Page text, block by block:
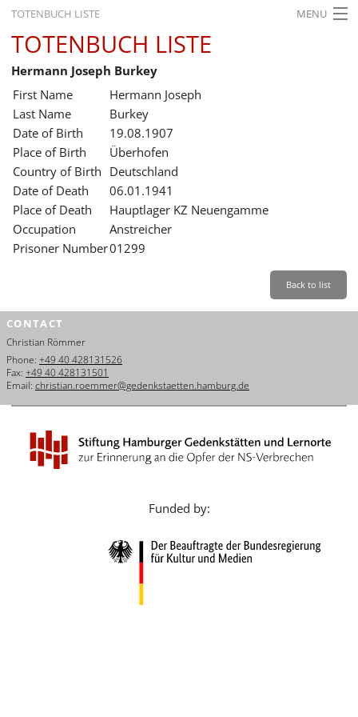
TOTENBUCH LISTE MENU
STARTSEITE
AUSSTELLUNGEN
GESCHICHTE
BILDUNG
FORSCHUNG
SERVICE
Leichte Sprache Back
Dansk
Español
Italiano
Nederlands
Português
TOTENBUCH LISTE
Hermann Joseph Burkey
First Name
Hermann Joseph
Last Name
Burkey
Date of Birth
19.08.1907
Place of Birth
Überhofen
Country of Birth Deutschland
Date of Death
06.01.1941
Place of Death
Hauptlager KZ Neuengamme
Occupation
Anstreicher
Prisoner Number01299
Back to list
CONTACT
Christian Römmer
Phone: +49 40 428131526
Fax: +49 40 428131501
Email: christian.roemmer@gedenkstaetten.hamburg.de
Funded by: